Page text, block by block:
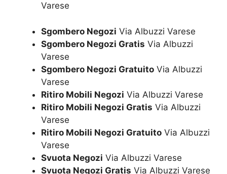
Varese
Sgombero Negozi Via Albuzzi Varese
Sgombero Negozi Gratis Via Albuzzi
Varese
Sgombero Negozi Gratuito Via Albuzzi
Varese
Ritiro Mobili Negozi Via Albuzzi Varese
Ritiro Mobili Negozi Gratis Via Albuzzi
Varese
Ritiro Mobili Negozi Gratuito Via Albuzzi
Varese
Svuota Negozi Via Albuzzi Varese
Svuota Negozi Gratis Via Albuzzi Varese